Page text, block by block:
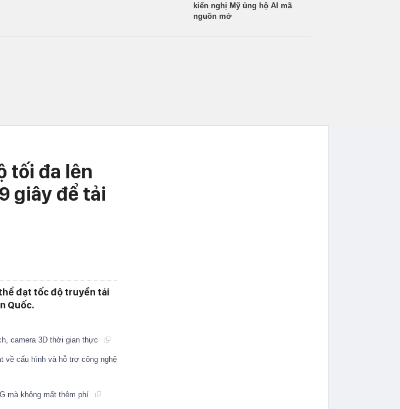
kiến nghị Mỹ ủng hộ AI mã
nguồn mở
tối đa lên
giây để tải
thể đạt tốc độ truyền tải
Quốc.
camera 3D thời gian thực
về cấu hình và hỗ trợ công nghệ
mà không mất thêm phí